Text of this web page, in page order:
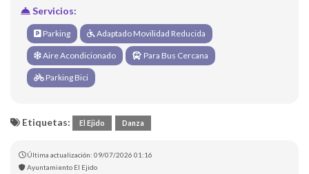
Servicios:
Parking Adaptado Movilidad Reducida
Aire Acondicionado Para Bus Cercana
Parking Bici
Etiquetas: El Ejido Danza
Última actualización: 09/07/2026 01:16
Ayuntamiento El Ejido